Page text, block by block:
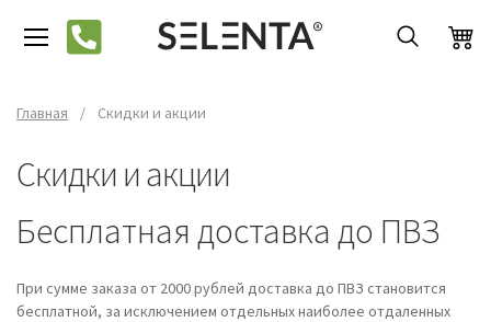
Главная / Скидки и акции
Скидки и акции
Бесплатная доставка до ПВЗ
При сумме заказа от 2000 рублей доставка до ПВЗ становится
бесплатной, за исключением отдельных наиболее отдаленных